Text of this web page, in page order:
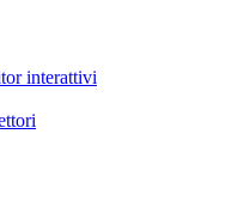
interattivi